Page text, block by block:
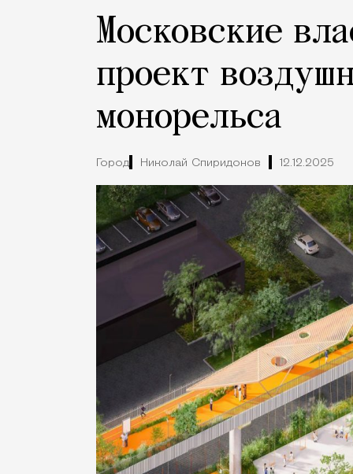
Московские
проект
монорельса
Город Николай Спиридонов 12.12.2025